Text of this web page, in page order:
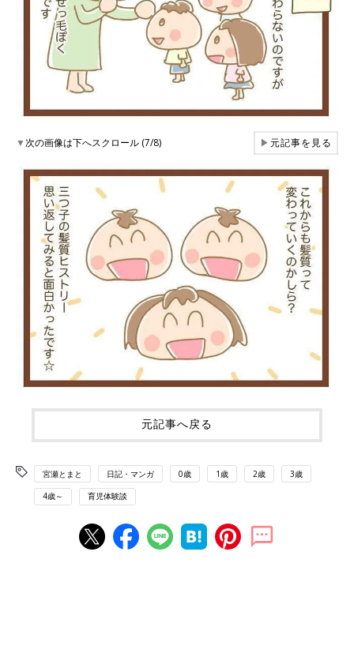
▼次の画像は下へスクロール (7/8) ▶元記事を見る
元記事へ戻る
宮瀬とまと 日記・マンガ 0歳 1歳 2歳 3歳
4歳～ 育児体験談